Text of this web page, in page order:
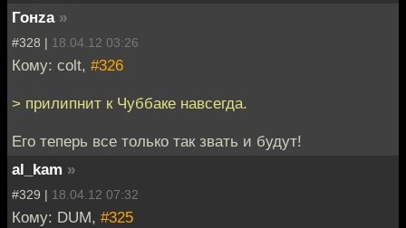
Гонzа »
#328 | 18.04.12 03:26
Кому: colt, #326
> прилипнит к Чуббаке навсегда.
Его теперь все только так звать и будут!
al_kam »
#329 | 18.04.12 07:32
Кому: DUM, #325